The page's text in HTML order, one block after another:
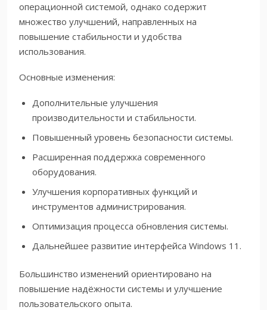
операционной системой, однако содержит
множество улучшений, направленных на
повышение стабильности и удобства
использования.
Основные изменения:
Дополнительные улучшения
производительности и стабильности.
Повышенный уровень безопасности системы.
Расширенная поддержка современного
оборудования.
Улучшения корпоративных функций и
инструментов администрирования.
Оптимизация процесса обновления системы.
Дальнейшее развитие интерфейса Windows 11.
Большинство изменений ориентировано на
повышение надёжности системы и улучшение
пользовательского опыта.